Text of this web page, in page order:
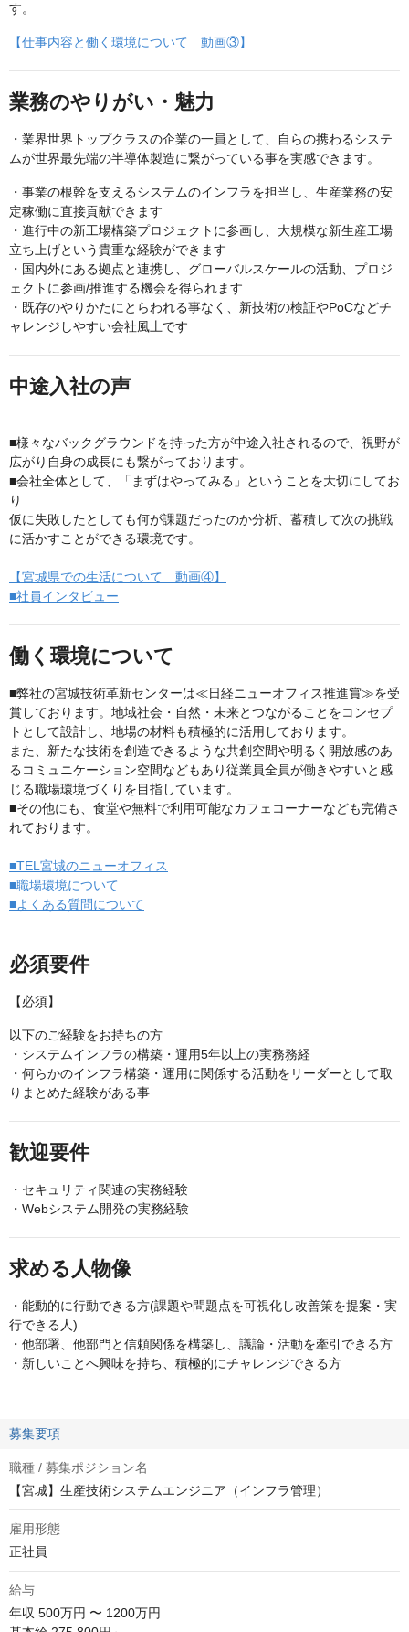
す。
【仕事内容と働く環境について 動画③】
業務のやりがい・魅力
・業界世界トップクラスの企業の一員として、自らの携わるシステ
ムが世界最先端の半導体製造に繋がっている事を実感できます。
・事業の根幹を支えるシステムのインフラを担当し、生産業務の安
定稼働に直接貢献できます
・進行中の新工場構築プロジェクトに参画し、大規模な新生産工場
立ち上げという貴重な経験ができます
・国内外にある拠点と連携し、グローバルスケールの活動、プロジ
ェクトに参画/推進する機会を得られます
・既存のやりかたにとらわれる事なく、新技術の検証やPoCなどチ
ャレンジしやすい会社風土です
中途入社の声
■様々なバックグラウンドを持った方が中途入社されるので、視野が
広がり自身の成長にも繋がっております。
■会社全体として、「まずはやってみる」ということを大切にしてお
り
仮に失敗したとしても何が課題だったのか分析、蓄積して次の挑戦
に活かすことができる環境です。
【宮城県での生活について 動画④】
■社員インタビュー
働く環境について
■弊社の宮城技術革新センターは≪日経ニューオフィス推進賞≫を受
賞しております。地域社会・自然・未来とつながることをコンセプ
トとして設計し、地場の材料も積極的に活用しております。
また、新たな技術を創造できるような共創空間や明るく開放感のあ
るコミュニケーション空間などもあり従業員全員が働きやすいと感
じる職場環境づくりを目指しています。
■その他にも、食堂や無料で利用可能なカフェコーナーなども完備さ
れております。
■TEL宮城のニューオフィス
■職場環境について
■よくある質問について
必須要件
【必須】
以下のご経験をお持ちの方
・システムインフラの構築・運用5年以上の実務務経
・何らかのインフラ構築・運用に関係する活動をリーダーとして取
りまとめた経験がある事
歓迎要件
・セキュリティ関連の実務経験
・Webシステム開発の実務経験
求める人物像
・能動的に行動できる方(課題や問題点を可視化し改善策を提案・実
行できる人)
・他部署、他部門と信頼関係を構築し、議論・活動を牽引できる方
・新しいことへ興味を持ち、積極的にチャレンジできる方
募集要項
職種 / 募集ポジション名
【宮城】生産技術システムエンジニア（インフラ管理）
雇用形態
正社員
給与
年収 500万円 〜 1200万円